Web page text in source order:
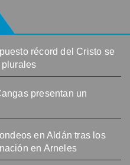
récord del Cristo se
plurales
presentan un
en Aldán tras los
en Arneles